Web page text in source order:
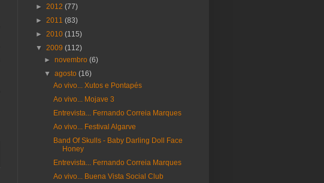
► 2012 (77)
► 2011 (83)
► 2010 (115)
▼ 2009 (112)
►novembro(6)
▼agosto(16)
Ao vivo... Xutos e Pontapés
Ao vivo... Mojave 3
Entrevista... Fernando Correia Marques
Ao vivo... Festival Algarve
Band Of Skulls - Baby Darling Doll Face
Honey
Entrevista... Fernando Correia Marques
Ao vivo... Buena Vista Social Club